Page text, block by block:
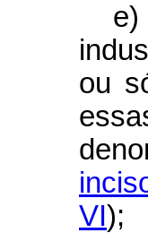
ou
VI);